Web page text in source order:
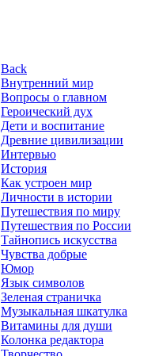
Back
Внутренний мир
Вопросы о главном
Героический дух
Дети и воспитание
Древние цивилизации
Интервью
История
Как устроен мир
Личности в истории
Путешествия по миру
Путешествия по России
Тайнопись искусства
Чувства добрые
Юмор
Язык символов
Зеленая страничка
Музыкальная шкатулка
Витамины для души
Колонка редактора